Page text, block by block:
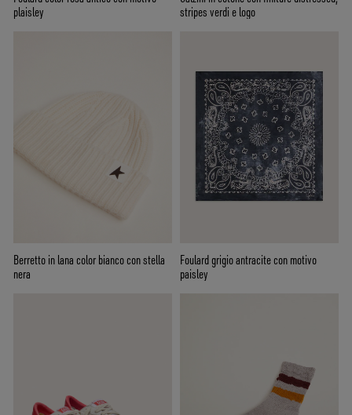
plaisley
stripes verdi e logo
Berretto in lana color bianco con stella
nera
Foulard grigio antracite con motivo
paisley